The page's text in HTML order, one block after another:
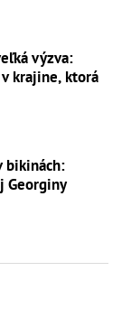
výzva:
krajine, ktorá
bikinách:
Georginy